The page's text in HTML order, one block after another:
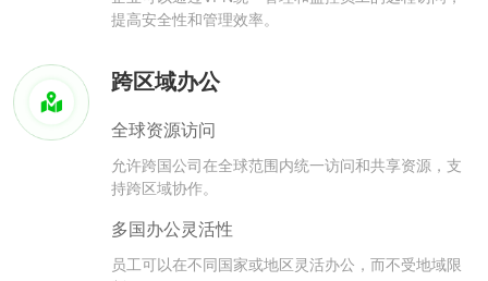
提高安全性和管理效率。
跨区域办公
全球资源访问
允许跨国公司在全球范围内统一访问和共享资源，支
持跨区域协作。
多国办公灵活性
员工可以在不同国家或地区灵活办公，而不受地域限